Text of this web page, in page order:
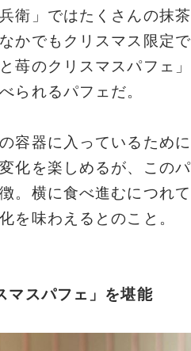
衛」ではたくさんの抹茶
かでもクリスマス限定で
苺のクリスマスパフェ」
られるパフェだ。
容器に入っているために
化を楽しめるが、このパ
。横に食べ進むにつれて
を味わえるとのこと。
マスパフェ」を堪能